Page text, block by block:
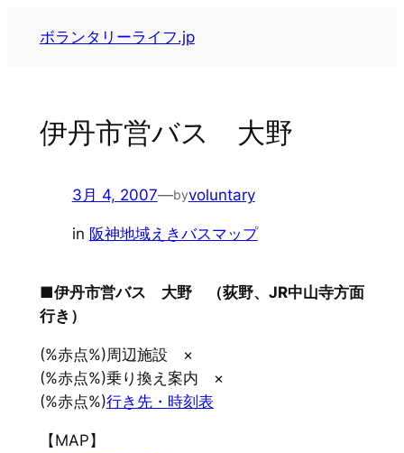
ボランタリーライフ.jp
伊丹市営バス 大野
3月 4, 2007—byvoluntary
in 阪神地域えきバスマップ
■伊丹市営バス 大野 （荻野、JR中山寺方面
行き）
(%赤点%)周辺施設 ×
(%赤点%)乗り換え案内 ×
(%赤点%)行き先・時刻表
【MAP】